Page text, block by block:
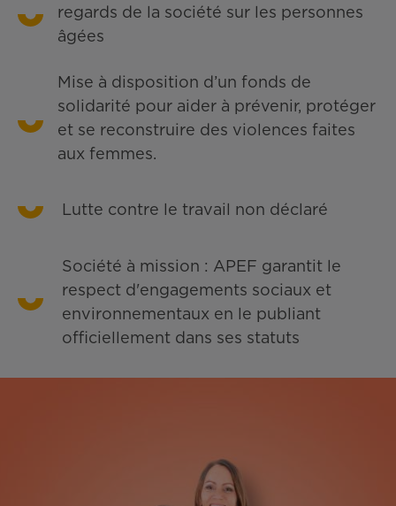
regards de la société sur les personnes
âgées
Mise à disposition d’un fonds de
solidarité pour aider à prévenir, protéger
et se reconstruire des violences faites
aux femmes.
Lutte contre le travail non déclaré
Société à mission : APEF garantit le
respect d'engagements sociaux et
environnementaux en le publiant
officiellement dans ses statuts